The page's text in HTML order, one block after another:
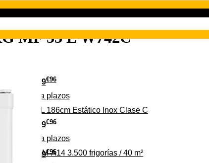
279€96
349€96
Pago a plazos
315 C 315L 186cm Estático Inox Clase C
369€96
Pago a plazos
CLIM-A14 3.500 frigorías / 40 m²
MF 33 E W742C